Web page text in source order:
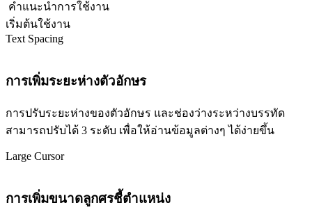
คำแนะนำการใช้งาน
เริ่มต้นใช้งาน
Text Spacing
การเพิ่มระยะห่างตัวอักษร
การปรับระยะห่างของตัวอักษร และช่องว่างระหว่างบรรทัด
สามารถปรับได้ 3 ระดับ เพื่อให้อ่านข้อมูลต่างๆ ได้ง่ายขึ้น
Large Cursor
การเพิ่มขนาดลูกศรชี้ตำแหน่ง